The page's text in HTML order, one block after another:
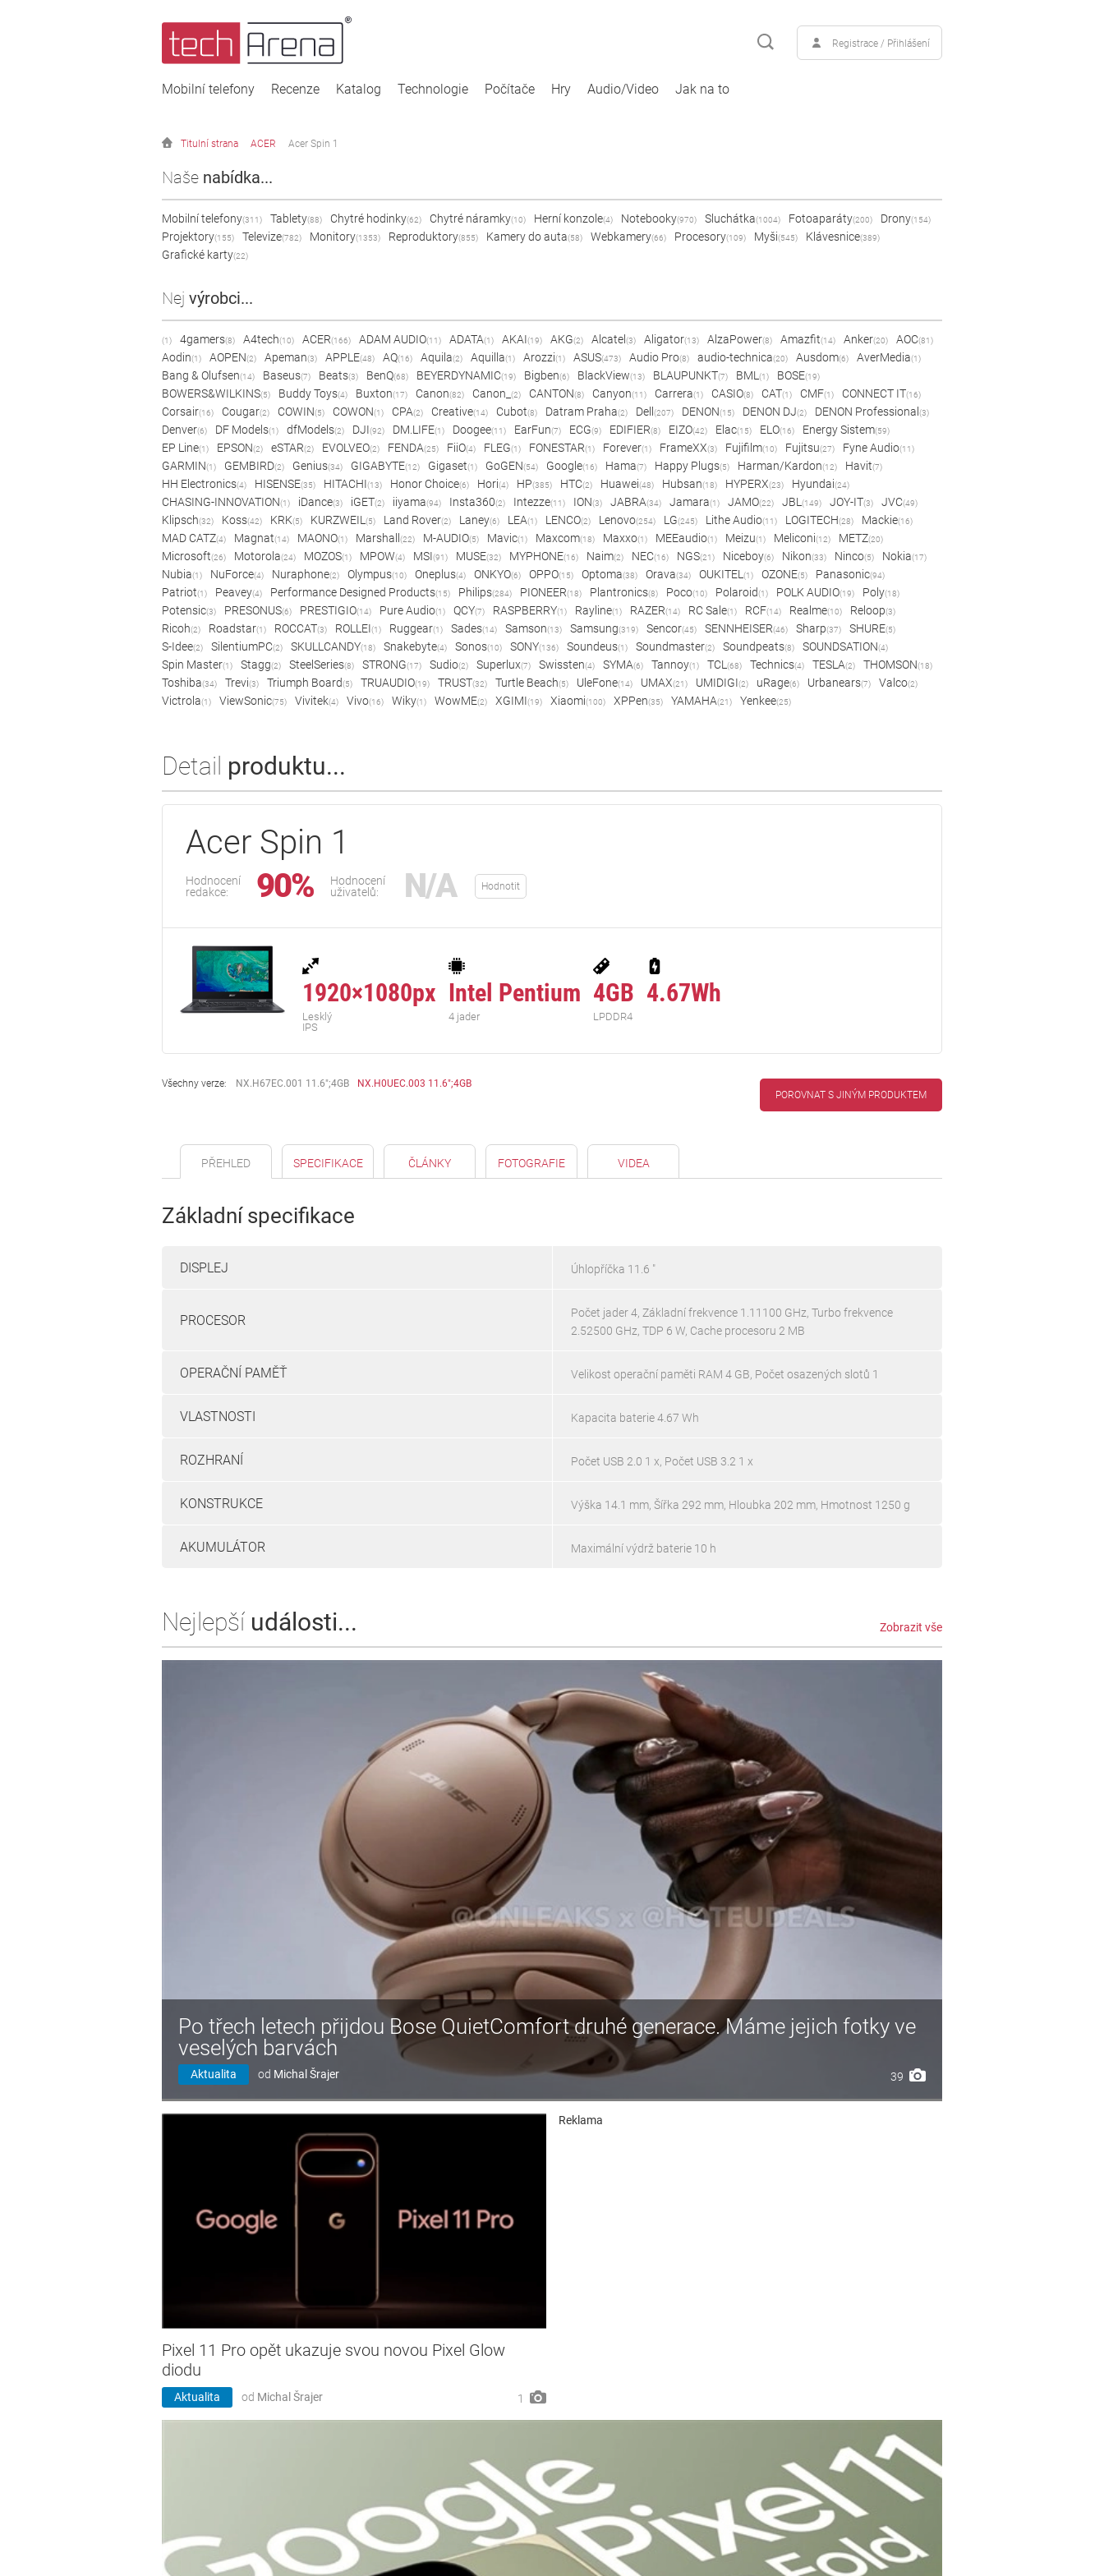
Registrace / Přihlášení
Mobilní telefony Recenze Katalog Technologie Počítače Hry Audio/Video Jak na to
Titulní strana ACER Acer Spin 1
Naše nabídka...
Mobilní telefony(311) Tablety(88) Chytré hodinky(62) Chytré náramky(10) Herní konzole(4) Notebooky(970) Sluchátka(1004) Fotoaparáty(200) Drony(154)
Projektory(155) Televize(782) Monitory(1353) Reproduktory(855) Kamery do auta(58) Webkamery(66) Procesory(109) Myši(545) Klávesnice(389)
Grafické karty(22)
Nej výrobci...
(1) 4gamers(8) A4tech(10) ACER(166) ADAM AUDIO(11) ADATA(1) AKAI(19) AKG(2) Alcatel (3) Aligator(13) AlzaPower(8) Amazfit(14) Anker(20) AOC(81)
Aodin(1) AOPEN(2) Apeman(3) APPLE(48) AQ(16) Aquila(2) Aquilla(1) Arozzi(1) ASUS(473) Audio Pro(8) audio-technica(20) Ausdom(6) AverMedia(1)
Bang & Olufsen(14) Baseus(7) Beats(3) BenQ(68) BEYERDYNAMIC(19) Bigben(6) BlackView(13) BLAUPUNKT(7) BML(1) BOSE(19)
BOWERS&WILKINS(5) Buddy Toys(4) Buxton(17) Canon(82) Canon_ (2) CANTON(8) Canyon(11) Carrera(1) CASIO(8) CAT(1) CMF(1) CONNECT IT(16)
Corsair(16) Cougar(2) COWIN(5) COWON(1) CPA(2) Creative(14) Cubot(8) Datram Praha(2) Dell (207) DENON(15) DENON DJ(2) DENON Professional (3)
Denver(6) DF Models(1) dfModels(2) DJI(92) DM.LIFE(1) Doogee(11) EarFun(7) ECG(9) EDIFIER(8) EIZO(42) Elac(15) ELO(16) Energy Sistem(59)
EP Line(1) EPSON(2) eSTAR(2) EVOLVEO(2) FENDA(25) FiiO(4) FLEG(1) FONESTAR(1) Forever(1) FrameXX(3) Fujifilm(10) Fujitsu(27) Fyne Audio(11)
GARMIN(1) GEMBIRD(2) Genius(34) GIGABYTE(12) Gigaset(1) GoGEN(54) Google(16) Hama(7) Happy Plugs(5) Harman/Kardon(12) Havit(7)
HH Electronics(4) HISENSE(35) HITACHI(13) Honor Choice(6) Hori(4) HP(385) HTC(2) Huawei(48) Hubsan(18) HYPERX(23) Hyundai(24)
CHASING-INNOVATION(1) iDance(3) iGET(2) iiyama(94) Insta360(2) Intezze(11) ION(3) JABRA(34) Jamara(1) JAMO(22) JBL(149) JOY-IT(3) JVC(49)
Klipsch(32) Koss(42) KRK(5) KURZWEIL(5) Land Rover(2) Laney(6) LEA(1) LENCO(2) Lenovo(254) LG(245) Lithe Audio(11) LOGITECH(28) Mackie(16)
MAD CATZ(4) Magnat(14) MAONO(1) Marshall (22) M-AUDIO(5) Mavic(1) Maxcom(18) Maxxo(1) MEEaudio(1) Meizu(1) Meliconi(12) METZ(20)
Microsoft(26) Motorola(24) MOZOS(1) MPOW(4) MSI(91) MUSE(32) MYPHONE(16) Naim(2) NEC(16) NGS(21) Niceboy(6) Nikon(33) Ninco(5) Nokia(17)
Nubia(1) NuForce(4) Nuraphone(2) Olympus(10) Oneplus(4) ONKYO(6) OPPO(15) Optoma(38) Orava(34) OUKITEL(1) OZONE(5) Panasonic(94)
Patriot(1) Peavey(4) Performance Designed Products(15) Philips(284) PIONEER(18) Plantronics(8) Poco(10) Polaroid(1) POLK AUDIO(19) Poly(18)
Potensic(3) PRESONUS(6) PRESTIGIO(14) Pure Audio(1) QCY(7) RASPBERRY(1) Rayline(1) RAZER(14) RC Sale(1) RCF(14) Realme(10) Reloop(3)
Ricoh(2) Roadstar(1) ROCCAT(3) ROLLEI(1) Ruggear(1) Sades(14) Samson(13) Samsung(319) Sencor(45) SENNHEISER(46) Sharp(37) SHURE(5)
S-Idee(2) SilentiumPC(2) SKULLCANDY(18) Snakebyte(4) Sonos(10) SONY(136) Soundeus(1) Soundmaster(2) Soundpeats(8) SOUNDSATION(4)
Spin Master(1) Stagg(2) SteelSeries(8) STRONG(17) Sudio(2) Superlux(7) Swissten(4) SYMA(6) Tannoy(1) TCL(68) Technics(4) TESLA(2) THOMSON(18)
Toshiba(34) Trevi(3) Triumph Board(5) TRUAUDIO(19) TRUST(32) Turtle Beach(5) UleFone(14) UMAX(21) UMIDIGI(2) uRage(6) Urbanears(7) Valco(2)
Victrola(1) ViewSonic(75) Vivitek(4) Vivo(16) Wiky(1) WowME(2) XGIMI(19) Xiaomi(100) XPPen(35) YAMAHA(21) Yenkee(25)
Detail produktu...
Acer Spin 1
Hodnocení
redakce:
90%
Hodnocení
uživatelů:
N/A Hodnotit
1920×1080px
Lesklý
IPS
Intel Pentium
4 jader
4GB
LPDDR4
4.67Wh
Všechny verze: NX.H67EC.001 11.6";4GB
NX.H0UEC.003 11.6";4GB
POROVNAT S JINÝM PRODUKTEM
PŘEHLED SPECIFIKACE ČLÁNKY FOTOGRAFIE VIDEA
Základní specifikace
DISPLEJ Úhlopříčka 11.6 "
PROCESOR
Počet jader 4, Základní frekvence 1.11100 GHz, Turbo frekvence
2.52500 GHz, TDP 6 W, Cache procesoru 2 MB
OPERAČNÍ PAMĚŤ Velikost operační paměti RAM 4 GB, Počet osazených slotů 1
VLASTNOSTI Kapacita baterie 4.67 Wh
ROZHRANÍ Počet USB 2.0 1 x, Počet USB 3.2 1 x
KONSTRUKCE Výška 14.1 mm, Šířka 292 mm, Hloubka 202 mm, Hmotnost 1250 g
AKUMULÁTOR Maximální výdrž baterie 10 h
Nejlepší události... Zobrazit vše
Po třech letech přijdou Bose QuietComfort druhé generace. Máme jejich fotky ve
veselých barvách
Aktualita od Michal Šrajer 39
Pixel 11 Pro opět ukazuje svou novou Pixel Glow
diodu
Aktualita od Michal Šrajer 1
Reklama